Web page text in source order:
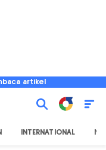
artikel
INTERNATIONAL